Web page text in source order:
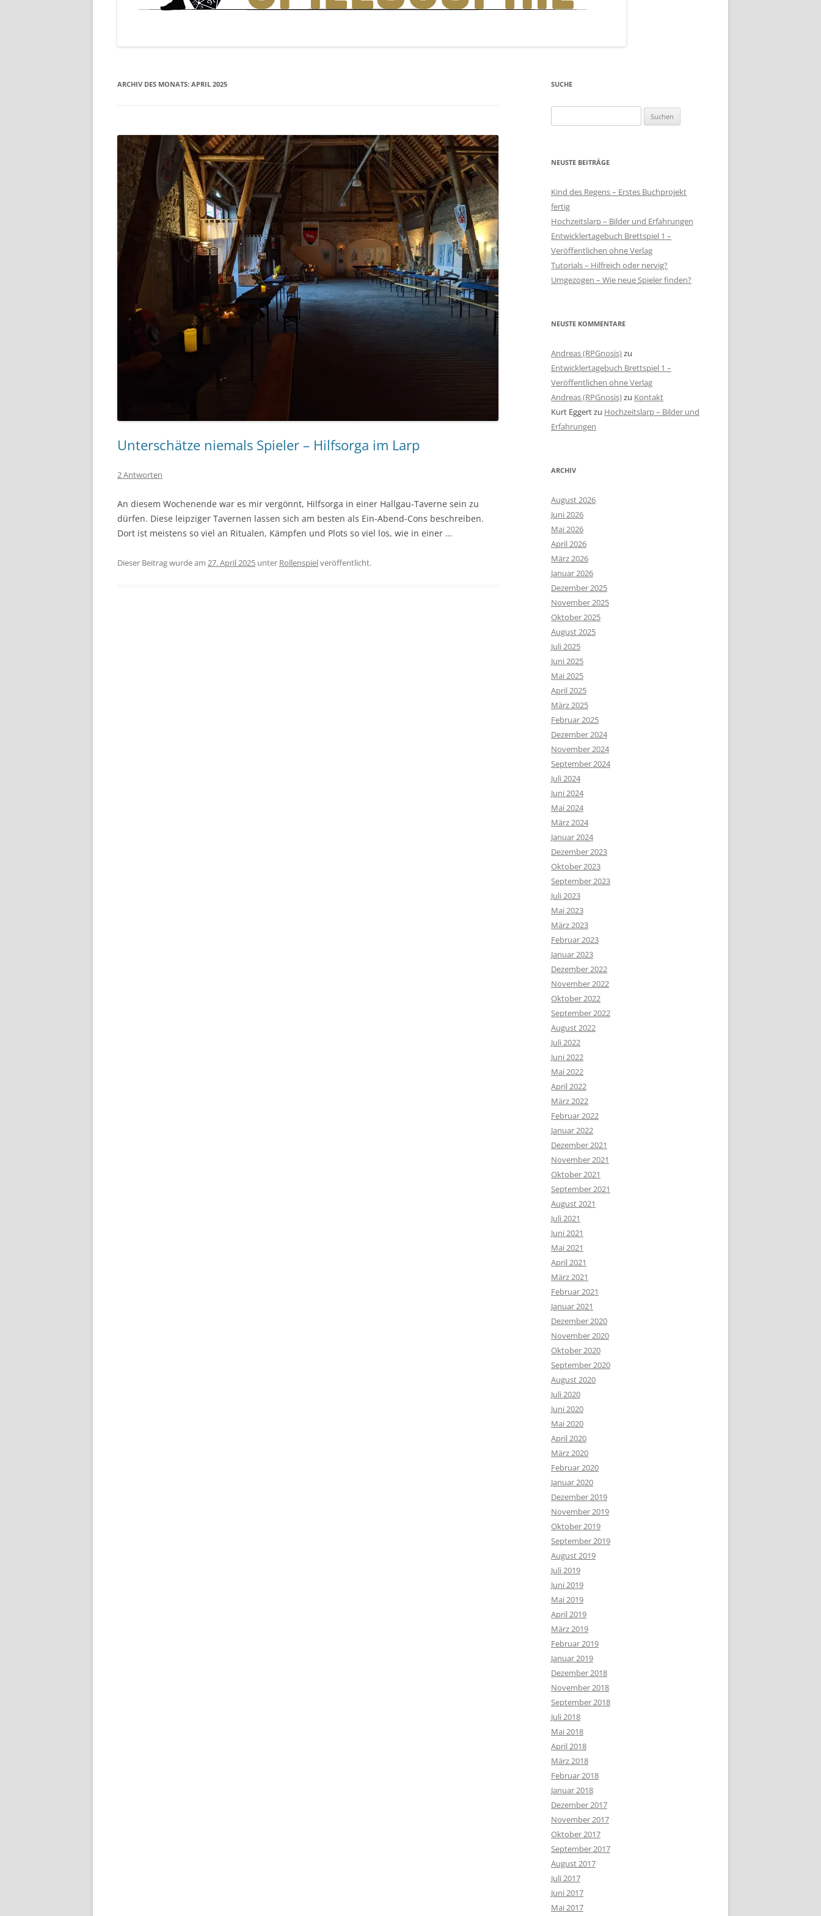
ARCHIV DES MONATS: APRIL 2025
Unterschätze niemals Spieler – Hilfsorga im Larp
2 Antworten
An diesem Wochenende war es mir vergönnt, Hilfsorga in einer Hallgau-Taverne sein zu
dürfen. Diese leipziger Tavernen lassen sich am besten als Ein-Abend-Cons beschreiben.
Dort ist meistens so viel an Ritualen, Kämpfen und Plots so viel los, wie in einer …
Dieser Beitrag wurde am 27. April 2025 unter Rollenspielveröffentlicht.
SUCHE
nach:
NEUSTE BEITRÄGE
Kind des Regens – Erstes Buchprojekt
fertig
Hochzeitslarp – Bilder und Erfahrungen
Entwicklertagebuch Brettspiel 1 –
Veröffentlichen ohne Verlag
Tutorials – Hilfreich oder nervig?
Umgezogen – Wie neue Spieler finden?
NEUSTE KOMMENTARE
Andreas (RPGnosis)zu
Entwicklertagebuch Brettspiel 1 –
Veröffentlichen ohne Verlag
Andreas (RPGnosis)zu Kontakt
Kurt Eggertzu Hochzeitslarp – Bilder und
Erfahrungen
ARCHIV
August 2026
Juni 2026
Mai 2026
April 2026
März 2026
Januar 2026
Dezember 2025
November 2025
Oktober 2025
August 2025
Juli 2025
Juni 2025
Mai 2025
April 2025
März 2025
Februar 2025
Dezember 2024
November 2024
September 2024
Juli 2024
Juni 2024
Mai 2024
März 2024
Januar 2024
Dezember 2023
Oktober 2023
September 2023
Juli 2023
Mai 2023
März 2023
Februar 2023
Januar 2023
Dezember 2022
November 2022
Oktober 2022
September 2022
August 2022
Juli 2022
Juni 2022
Mai 2022
April 2022
März 2022
Februar 2022
Januar 2022
Dezember 2021
November 2021
Oktober 2021
September 2021
August 2021
Juli 2021
Juni 2021
Mai 2021
April 2021
März 2021
Februar 2021
Januar 2021
Dezember 2020
November 2020
Oktober 2020
September 2020
August 2020
Juli 2020
Juni 2020
Mai 2020
April 2020
März 2020
Februar 2020
Januar 2020
Dezember 2019
November 2019
Oktober 2019
September 2019
August 2019
Juli 2019
Juni 2019
Mai 2019
April 2019
März 2019
Februar 2019
Januar 2019
Dezember 2018
November 2018
September 2018
Juli 2018
Mai 2018
April 2018
März 2018
Februar 2018
Januar 2018
Dezember 2017
November 2017
Oktober 2017
September 2017
August 2017
Juli 2017
Juni 2017
Mai 2017